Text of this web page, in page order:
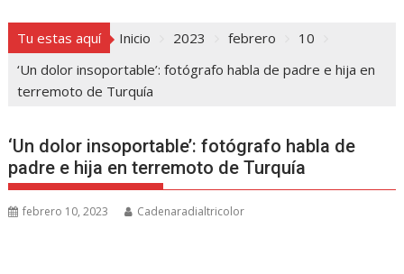
Tu estas aquí Inicio 2023 febrero
10
‘Un dolor insoportable’: fotógrafo habla de padre e hija en
terremoto de Turquía
‘Un dolor insoportable’: fotógrafo habla de
padre e hija en terremoto de Turquía
febrero 10, 2023 Cadenaradialtricolor